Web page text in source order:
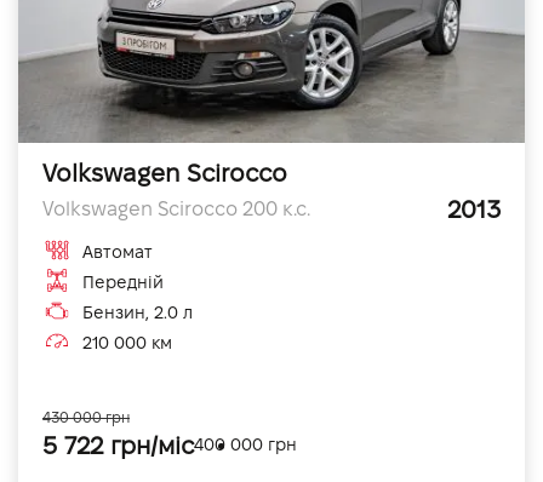
Volkswagen Scirocco
Volkswagen Scirocco 200 к.с. 2013
Автомат
Передній
Бензин, 2.0 л
210 000 км
5 722 грн/міс400 000 грн
430 000 грн